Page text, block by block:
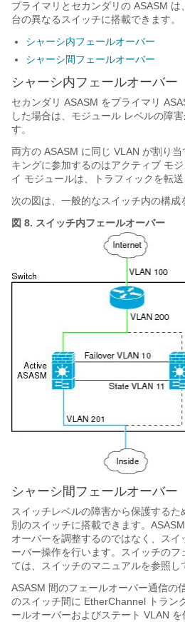
プライマリとセカンダリの ASASM
台の異なるスイッチに搭載できます。
シャーシ内フェールオーバー
シャーシ間フェールオーバー
シャーシ内フェールオーバー
セカンダリ ASASM をプライマリ
した場合は、モジュール レベルの障
す。
両方の ASASM に同じ VLAN が割り
キングに参加するのはアクティブ モ
イ モジュールは、トラフィックを転送
次の図は、一般的なスイッチ内の構成
図 8. スイッチ内フェールオーバー
シャーシ間フェールオーバー
スイッチレベルの障害から保護する
別のスイッチに搭載できます。
オーバーを調整するのではなく、ス
ーバー操作を行います。スイッチの
ては、スイッチのマニュアルを参照し
ASASM 間のフェールオーバー通信の
のスイッチ間に EtherChannel トラン
ールオーバーおよびステート VLAN